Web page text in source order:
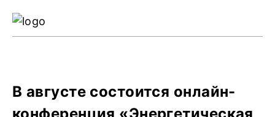
В августе состоится онлайн-